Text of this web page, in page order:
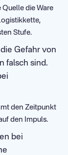
Quelle die Ware
Stufe.
Gefahr von
falsch sind.
den Zeitpunkt
den Impuls.
bei